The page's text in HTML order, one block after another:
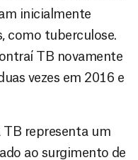
inicialmente
como tuberculose.
TB novamente
vezes em 2016 e
representa um
ao surgimento de